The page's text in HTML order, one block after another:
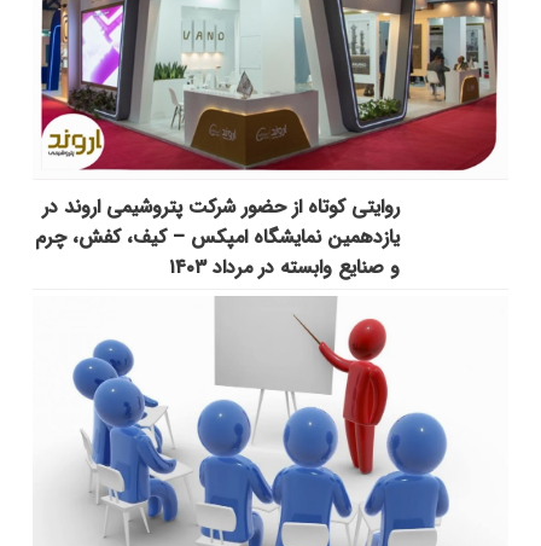
روایتی کوتاه از حضور شرکت پتروشیمی اروند در
یازدهمین نمایشگاه امپکس‌ – کیف، کفش، چرم
و صنایع وابسته در مرداد ۱۴۰۳